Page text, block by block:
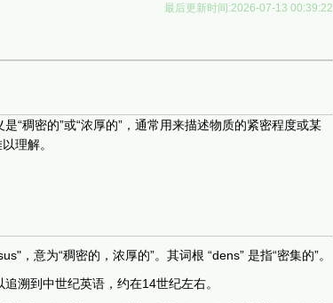
最后更新时间:2026-07-13 00:39:22
“稠密的”或“浓厚的”，通常用来描述物质的紧密程度或某
理解。
，意为“稠密的，浓厚的”。其词根 “dens” 是指“密集的”。
溯到中世纪英语，约在14世纪左右。